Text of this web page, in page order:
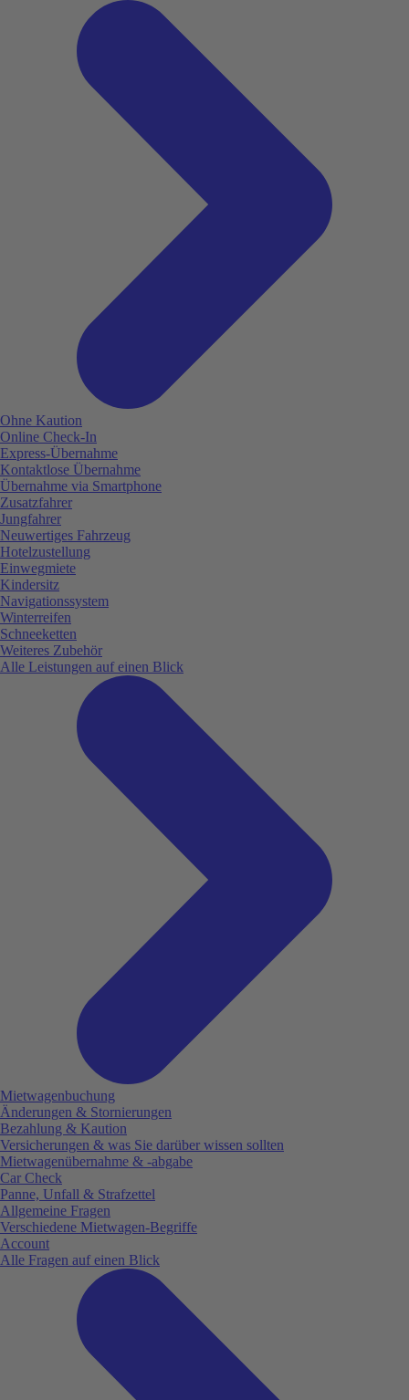
Ohne Kaution
Online Check-In
Express-Übernahme
Kontaktlose Übernahme
Übernahme via Smartphone
Zusatzfahrer
Jungfahrer
Neuwertiges Fahrzeug
Hotelzustellung
Einwegmiete
Kindersitz
Navigationssystem
Winterreifen
Schneeketten
Weiteres Zubehör
Alle Leistungen auf einen Blick
Mietwagenbuchung
Änderungen & Stornierungen
Bezahlung & Kaution
Versicherungen & was Sie darüber wissen sollten
Mietwagenübernahme & -abgabe
Car Check
Panne, Unfall & Strafzettel
Allgemeine Fragen
Verschiedene Mietwagen-Begriffe
Account
Alle Fragen auf einen Blick